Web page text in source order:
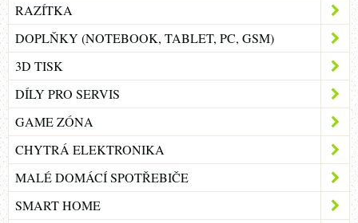
RAZÍTKA
DOPLŇKY (NOTEBOOK, TABLET, PC, GSM)
3D TISK
DÍLY PRO SERVIS
GAME ZÓNA
CHYTRÁ ELEKTRONIKA
MALÉ DOMÁCÍ SPOTŘEBIČE
SMART HOME